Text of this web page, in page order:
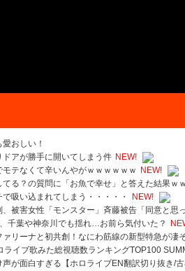
おしい！
アが勝手に開いてしまう件 NEW!
テなくて辛いんやがｗｗｗｗｗｗ
NEW!
てる？の質問に「お魚で幸せ」と答えた結果ｗ
吸い込まれてしまう・・・・・
NEW!
、被害女性「モンスター」斉藤被告「同意と
千葉や神奈川でも揺れ…お前ら気付いた？
ァリーナと初共創！なにわ筋線の新型特急が凄
ライブ歌みた総視聴数ランキングTOP100
が面白すぎる【ホロライブEN翻訳切り抜き/